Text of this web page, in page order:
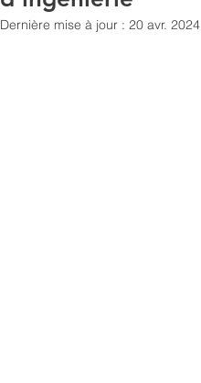
Dernière mise à jour : 20 avr. 2024